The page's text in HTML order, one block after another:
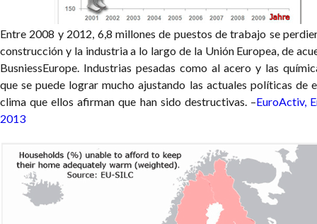
Entre 2008 y 2012, 6,8 millones de puestos de trabajo se
construcción y la industria a lo largo de la Unión Europea, de
BusniessEurope. Industrias pesadas como al acero y las
que se puede lograr mucho ajustando las actuales políticas de
clima que ellos afirman que han sido destructivas. –EuroActiv,
2013